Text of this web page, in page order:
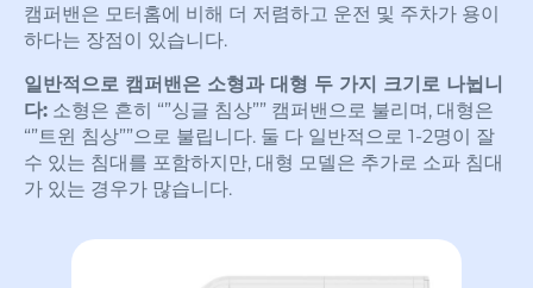
캠퍼밴은 모터홈에 비해 더 저렴하고 운전 및 주차가 용이
하다는 장점이 있습니다.
일반적으로 캠퍼밴은 소형과 대형 두 가지 크기로 나뉩니
다: 소형은 흔히 “”싱글 침상”” 캠퍼밴으로 불리며, 대형은
“”트윈 침상””으로 불립니다. 둘 다 일반적으로 1-2명이 잘
수 있는 침대를 포함하지만, 대형 모델은 추가로 소파 침대
가 있는 경우가 많습니다.